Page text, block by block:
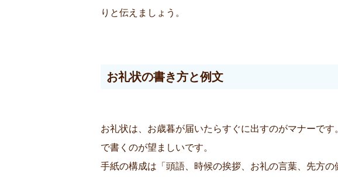
りと伝えましょう。
お礼状の書き方と例文
お礼状は、お歳暮が届いたらすぐに出すのがマナーで
で書くのが望ましいです。
手紙の構成は「頭語、時候の挨拶、お礼の言葉、先方